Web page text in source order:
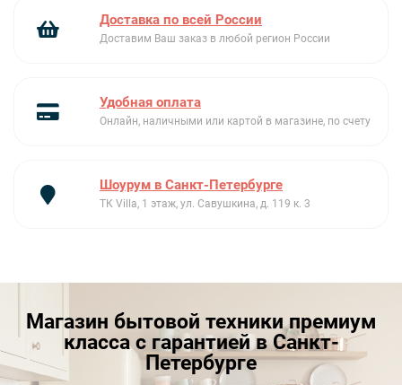
поворота на 360 градусов обеспечивает удобное
кухонь.Индикация включения и индикатор уровня воды
помогают легко контролировать процесс кипячения и
накипи в чашку. Функция автоматического отключения
при закипании и снятии с цоколя обеспечивает
достаточную свободу при размещении чайника на
кухонной поверхности. Вес устройства без упаковки
составляет 1.2 кг, что делает его легким и удобным в
использовании.Эргономичный дизайн и практичность
Доставка по всей России
Доставим Ваш заказ в любой регион России
Удобная оплата
Онлайн, наличными или картой в магазине, по счету
Шоурум в Санкт-Петербурге
ТК Villa, 1 этаж, ул. Савушкина, д. 119 к. 3
Магазин бытовой техники премиум
класса с гарантией в Санкт-
Петербурге